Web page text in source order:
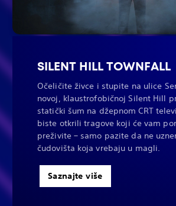
SILENT HILL TOWNFALL
Očeličite živce i stupite na ulice
novoj, klaustrofobičnoj Silent Hill
statički šum na džepnom CRT
biste otkrili tragove koji će vam
preživite – samo pazite da ne
čudovišta koja vrebaju u magli.
Saznajte više